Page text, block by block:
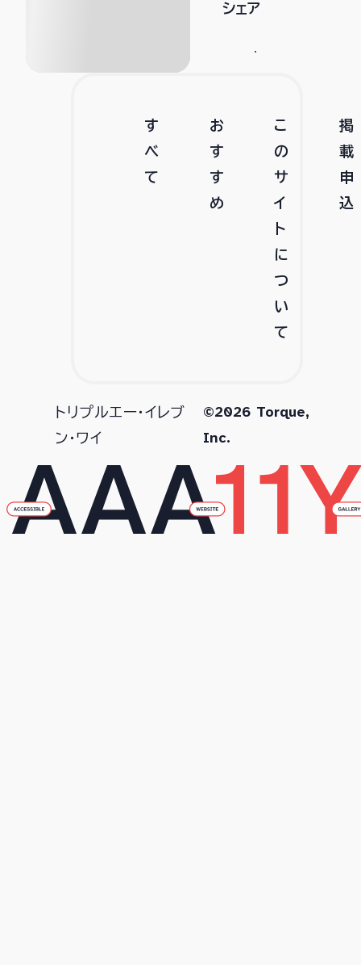
シェア
す
べ
て
お
す
す
め
こ
の
サ
イ
ト
に
つ
い
て
掲
載
申
込
トリプルエー・イレブ
ン・ワイ
©2026 Torque,
Inc.